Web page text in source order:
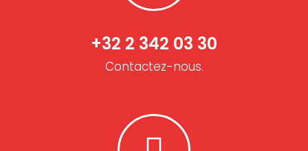
+32 2 342 03 30
Contactez-nous.